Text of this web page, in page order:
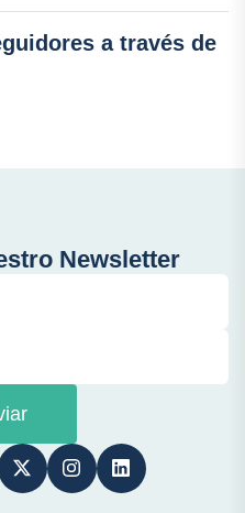
a través de
Newsletter